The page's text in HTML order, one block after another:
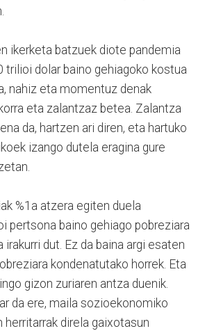
ikerketa batzuek diote pandemia
trilioi dolar baino gehiagoko kostua
nahiz eta momentuz denak
eta zalantzaz betea. Zalantza
da, hartzen ari diren, eta hartuko
izango dutela eragina gure
%1a atzera egiten duela
pertsona baino gehiago pobreziara
irakurri dut. Ez da baina argi esaten
kondenatutako horrek. Eta
gizon zuriaren antza duenik.
da ere, maila sozioekonomiko
herritarrak direla gaixotasun